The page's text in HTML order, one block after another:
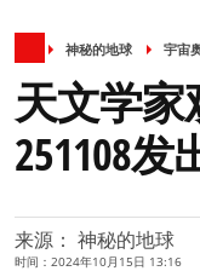
神秘的地球 宇宙
天文学家
251108
来源： 神秘的地球
时间：2024年10月15日 13:16